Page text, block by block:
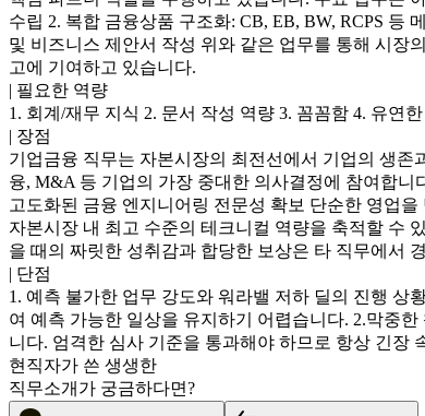
수립 2. 복합 금융상품 구조화: CB, EB, BW, RCPS 등
및 비즈니스 제안서 작성 위와 같은 업무를 통해 시장
고에 기여하고 있습니다.
| 필요한 역량
1. 회계/재무 지식 2. 문서 작성 역량 3. 꼼꼼함 4. 유연
| 장점
기업금융 직무는 자본시장의 최전선에서 기업의 생
융, M&A 등 기업의 가장 중대한 의사결정에 참여합
고도화된 금융 엔지니어링 전문성 확보 단순한 영업
자본시장 내 최고 수준의 테크니컬 역량을 축적할 수
을 때의 짜릿한 성취감과 합당한 보상은 타 직무에서
| 단점
1. 예측 불가한 업무 강도와 워라밸 저하 딜의 진행 상
여 예측 가능한 일상을 유지하기 어렵습니다. 2.막중
니다. 엄격한 심사 기준을 통과해야 하므로 항상 긴장
현직자가 쓴 생생한
직무소개가 궁금하다면?